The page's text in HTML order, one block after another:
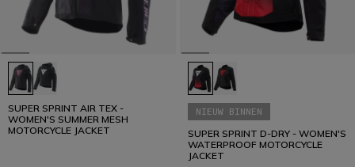
SUPER SPRINT AIR TEX -
WOMEN'S SUMMER MESH
MOTORCYCLE JACKET
NIEUW BINNEN
SUPER SPRINT D-DRY - WOMEN'S
WATERPROOF MOTORCYCLE
JACKET